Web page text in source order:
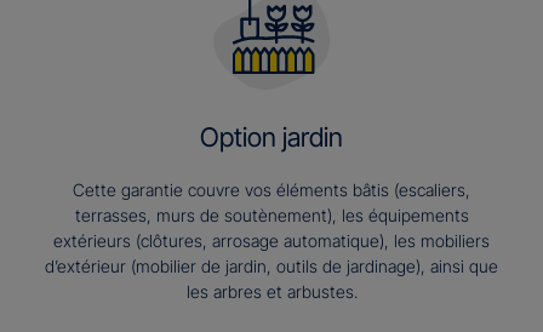
Option jardin
Cette garantie couvre vos éléments bâtis (escaliers,
terrasses, murs de soutènement), les équipements
extérieurs (clôtures, arrosage automatique), les mobiliers
d’extérieur (mobilier de jardin, outils de jardinage), ainsi que
les arbres et arbustes.